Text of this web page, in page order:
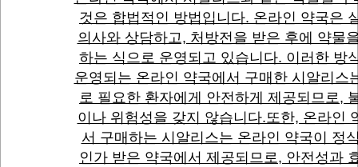
것은 합법적인 방법입니다. 온라인 약국은
의사와 상담하고, 처방전을 받은 후에 약물
하는 식으로 운영되고 있습니다. 이러한 방
운영되는 온라인 약국에서 구매한 시알리스
로 필요한 환자에게 안전하게 제공되므로,
이나 위험성을 갖지 않습니다.또한, 온라인
서 구매하는 시알리스는 온라인 약국이 정
인가 받은 약국에서 제공되므로, 안전성과